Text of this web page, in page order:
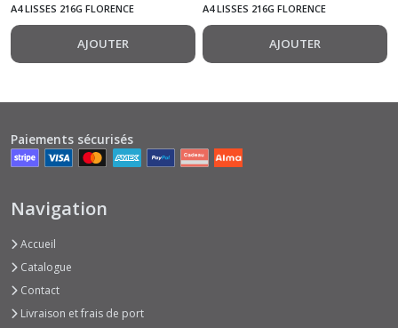
A4 LISSES 216G FLORENCE
AJOUTER
A4 LISSES 216G FLORENCE
AJOUTER
Paiements sécurisés
Navigation
Accueil
Catalogue
Contact
Livraison et frais de port